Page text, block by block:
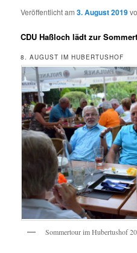
Veröffentlicht am3. August 2019
CDU Haßloch lädt zur
8. AUGUST IM HUBERTUSHOF
Sommertour im Hubertushof